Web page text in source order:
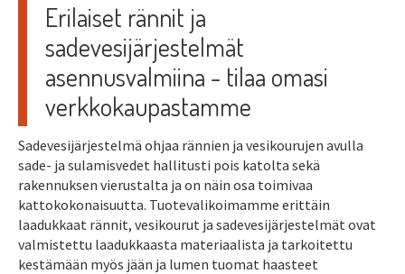
TARVIKKEET
TARJOUSTUOTTEET
PYYDÄ TARJOUS ASENNUKSESTA
Erilaiset rännit ja
sadevesijärjestelmät
asennusvalmiina - tilaa omasi
verkkokaupastamme
Sadevesijärjestelmä ohjaa rännien ja vesikourujen avulla
sade- ja sulamisvedet hallitusti pois katolta sekä
rakennuksen vierustalta ja on näin osa toimivaa
kattokokonaisuutta. Tuotevalikoimamme erittäin
laadukkaat rännit, vesikourut ja sadevesijärjestelmät ovat
valmistettu laadukkaasta materiaalista ja tarkoitettu
kestämään myös jään ja lumen tuomat haasteet